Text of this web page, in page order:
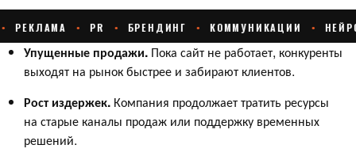
Упущенные продажи. Пока сайт не работает, конкуренты
выходят на рынок быстрее и забирают клиентов.
Рост издержек. Компания продолжает тратить ресурсы
на старые каналы продаж или поддержку временных
решений.